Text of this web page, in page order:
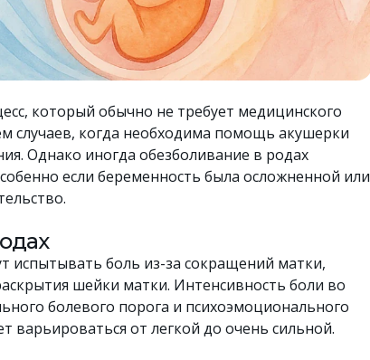
который обычно не требует медицинского
случаев, когда необходима помощь акушерки
Однако иногда обезболивание в родах
если беременность была осложненной или
боль из-за сокращений матки,
шейки матки. Интенсивность боли во
болевого порога и психоэмоционального
варьироваться от легкой до очень сильной.